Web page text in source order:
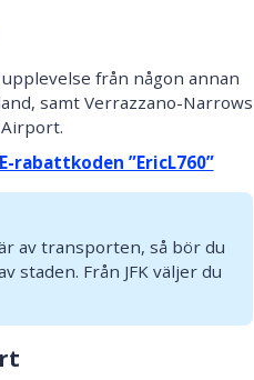
från någon annan
samt Verrazzano-Narrows
rabattkoden ”EricL760”
av transporten, så bör du
staden. Från JFK väljer du